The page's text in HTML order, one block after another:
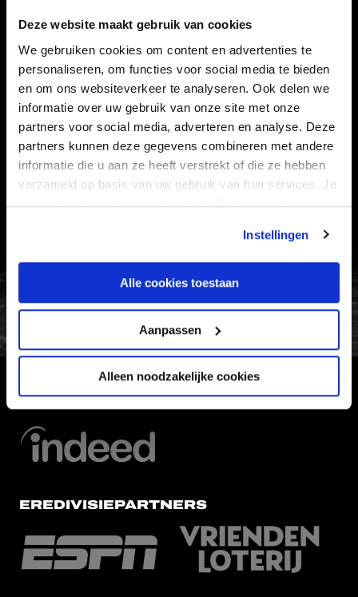
Deze website maakt gebruik van cookies
We gebruiken cookies om content en advertenties te
personaliseren, om functies voor social media te bieden
en om ons websiteverkeer te analyseren. Ook delen we
informatie over uw gebruik van onze site met onze
partners voor social media, adverteren en analyse. Deze
partners kunnen deze gegevens combineren met andere
informatie die u aan ze heeft verstrekt of die ze hebben
verzameld op basis van uw gebruik van hun services. Je
kan je toestemming beheren op de Cookiepagina.
Instellingen
Alle cookies toestaan
Aanpassen
Alleen noodzakelijke cookies
STADION
SUPPORTERS
Informatie
VEELGESTELDE VRAGEN
CONTACT
WERKEN BIJ
FC Utrecht<br>vanuit<br>het
HOOFDSPONSOR
EREDIVISIEPARTNERS